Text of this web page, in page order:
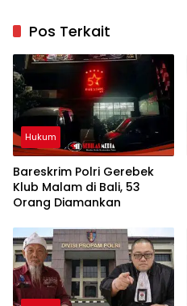
Pos Terkait
Hukum
Bareskrim Polri Gerebek
Klub Malam di Bali, 53
Orang Diamankan